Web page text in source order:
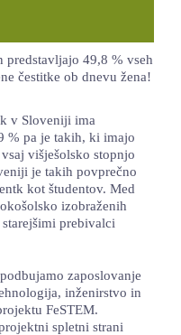
49,8 % vseh
čestitke ob dnevu žena!
v Sloveniji ima
% pa je takih, ki imajo
višješolsko stopnjo
je takih povprečno
kot študentov. Med
izobraženih
prebivalci
zaposlovanje
inženirstvo in
FeSTEM.
spletni strani